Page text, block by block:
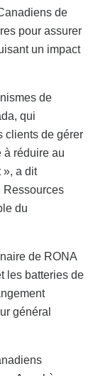
de
pour assurer
un impact
de
qui
clients de gérer
à réduire au
», a dit
Ressources
du
de RONA
les batteries de
général